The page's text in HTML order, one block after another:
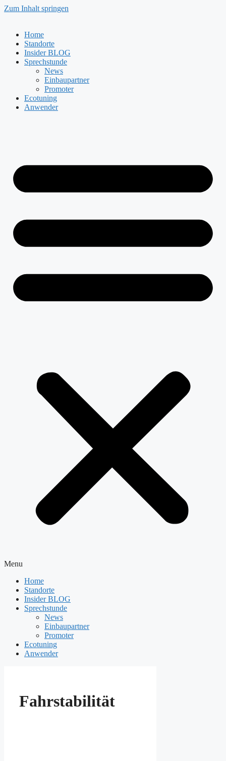
Zum Inhalt springen
Home
Standorte
Insider BLOG
Sprechstunde
News
Einbaupartner
Promoter
Ecotuning
Anwender
Menu
Home
Standorte
Insider BLOG
Sprechstunde
News
Einbaupartner
Promoter
Ecotuning
Anwender
Fahrstabilität